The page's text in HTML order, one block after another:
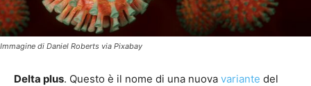
Immagine di Daniel Roberts via Pixabay
Delta plus. Questo è il nome di una nuova variante del